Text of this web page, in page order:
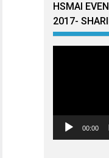
HSMAI
2017-
00:00